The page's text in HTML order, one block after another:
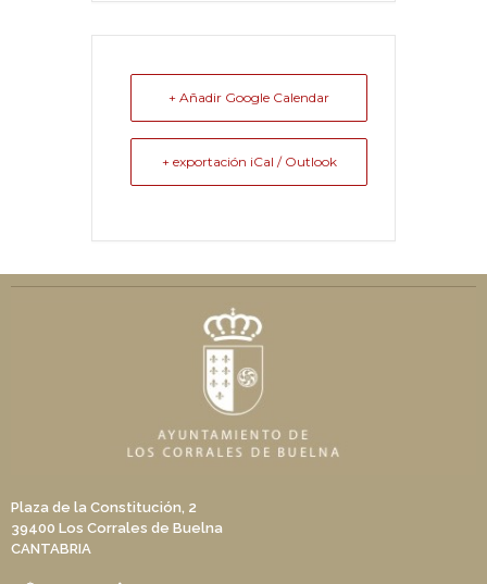
+ Añadir Google Calendar
+ exportación iCal / Outlook
Plaza de la Constitución, 2
39400 Los Corrales de Buelna
CANTABRIA